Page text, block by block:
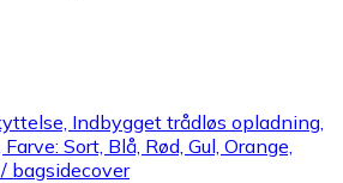
Indbygget trådløs opladning,
Sort, Blå, Rød, Gul, Orange,
bagsidecover